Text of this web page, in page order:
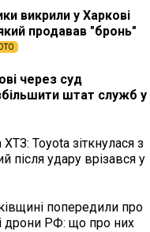
викрили у Харкові
продавав "бронь"
через суд
штат служб у
Toyota зіткнулася з
після удару врізався у
попередили про
дрони РФ: що про них